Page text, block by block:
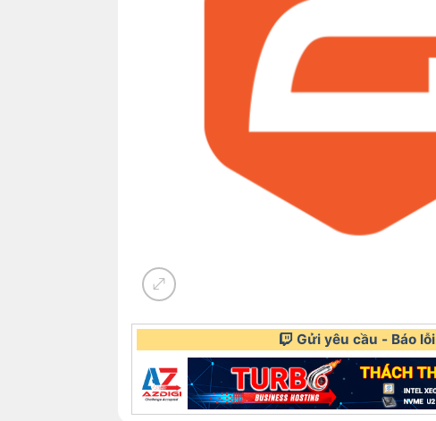
Gửi yêu cầu - Báo